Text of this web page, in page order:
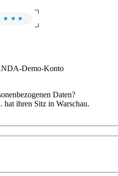
Demo-Konto
Daten?
ihren Sitz in Warschau.